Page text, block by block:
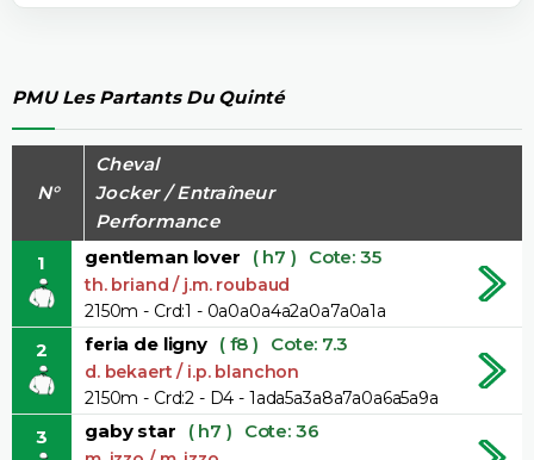
PMU Les Partants Du Quinté
N°
Cheval
Jocker / Entraîneur
Performance
1
gentleman lover ( h7 ) Cote: 35
th. briand / j.m. roubaud
2150m - Crd:1 - 0a0a0a4a2a0a7a0a1a
2 feria de ligny ( f8 ) Cote: 7.3
d. bekaert / i.p. blanchon
2150m - Crd:2 - D4 - 1ada5a3a8a7a0a6a5a9a
3 gaby star ( h7 ) Cote: 36